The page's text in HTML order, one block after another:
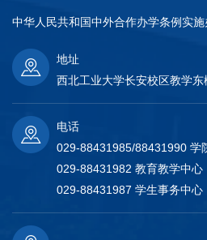
中华人民共和国中外合作办学条例实施
地址
西北工业大学长安校区教学东
电话
029-88431985/88431990 学
029-88431982 教育教学中心
029-88431987 学生事务中心